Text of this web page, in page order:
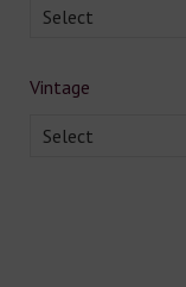
Select
Vintage
Select